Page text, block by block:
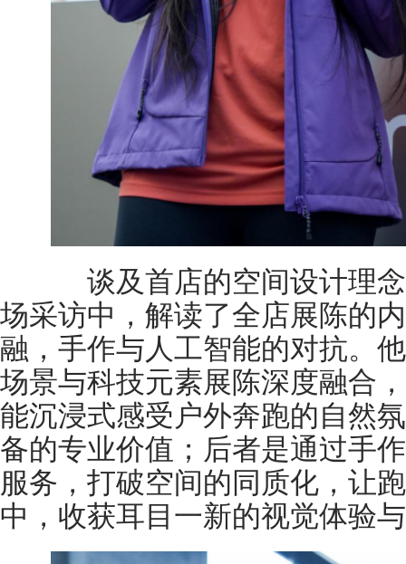
谈及首店的空间设计理念
场采访中，解读了全店展陈的
融，手作与人工智能的对抗。
场景与科技元素展陈深度融合
能沉浸式感受户外奔跑的自然
备的专业价值；后者是通过手
服务，打破空间的同质化，让
中，收获耳目一新的视觉体验